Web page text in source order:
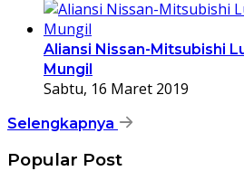
Aliansi Nissan-Mitsubishi
Mungil
Sabtu, 16 Maret 2019
Selengkapnya
Popular Post